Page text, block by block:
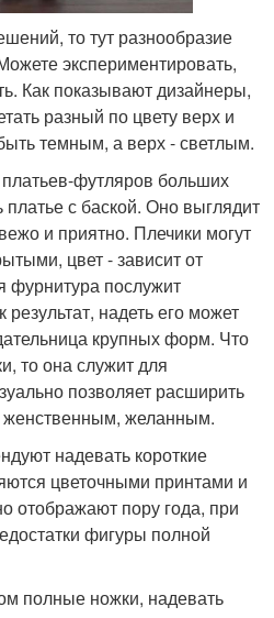
то тут разнообразие
экспериментировать,
Как показывают дизайнеры,
разный по цвету верх и
темным, а верх - светлым.
футляров больших
с баской. Оно выглядит
и приятно. Плечики могут
цвет - зависит от
фурнитура послужит
надеть его может
крупных форм. Что
то она служит для
позволяет расширить
женственным, желанным.
надевать короткие
цветочными принтами и
отображают пору года, при
фигуры полной
полные ножки, надевать